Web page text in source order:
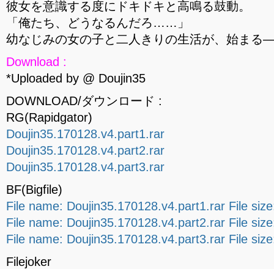
彼女を意識する度にドキドキと高鳴る鼓動。
「俺たち、どうなるんだろ……」
幼なじみの女の子と二人きりの生活が、始ま
Download :
*Uploaded by @ Doujin35
DOWNLOAD/ダウンロード :
RG(Rapidgator)
Doujin35.170128.v4.part1.rar
Doujin35.170128.v4.part2.rar
Doujin35.170128.v4.part3.rar
BF(Bigfile)
File name: Doujin35.170128.v4.part1.rar File
File name: Doujin35.170128.v4.part2.rar File
File name: Doujin35.170128.v4.part3.rar File
Filejoker